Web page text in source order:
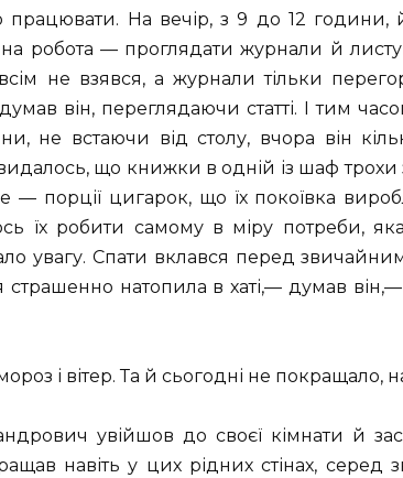
працювати. На вечір, з 9 до 12 години,
робота — проглядати журнали й
не взявся, а журнали тільки
він, переглядаючи статті. І тим
не встаючи від столу, вчора він
видалось, що книжки в одній із шаф трохи
— порції цигарок, що їх покоївка
їх робити самому в міру потреби,
увагу. Спати вклався перед
страшенно натопила в хаті,— думав
і вітер. Та й сьогодні не покращало,
увійшов до своєї кімнати й
навіть у цих рідних стінах, серед